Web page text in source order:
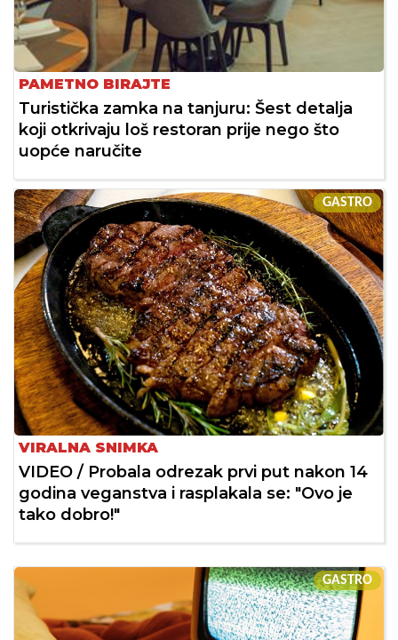
PAMETNO BIRAJTE
Turistička zamka na tanjuru: Šest detalja
koji otkrivaju loš restoran prije nego što
uopće naručite
GASTRO
VIRALNA SNIMKA
VIDEO / Probala odrezak prvi put nakon 14
godina veganstva i rasplakala se: "Ovo je
tako dobro!"
GASTRO